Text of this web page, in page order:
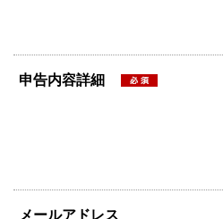
申告内容詳細
メールアドレス